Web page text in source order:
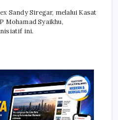
Sandy Siregar, melalui Kasat
Mohamad Syaikhu,
ini.